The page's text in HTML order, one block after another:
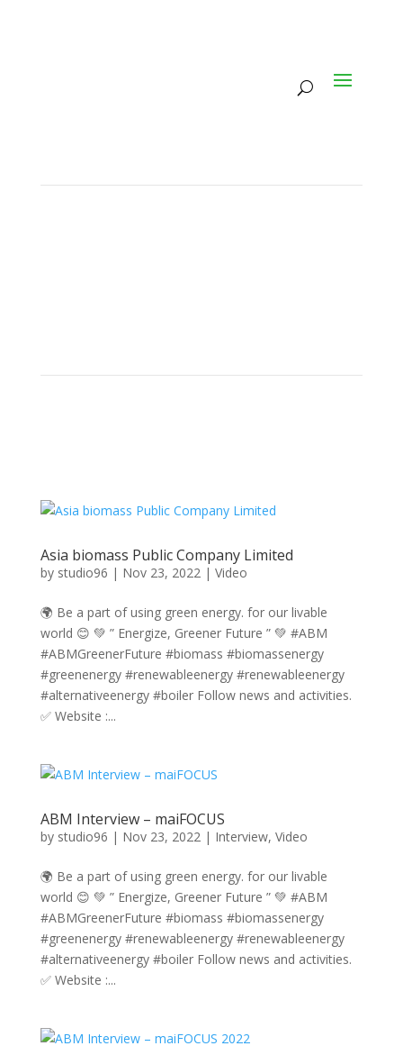
Asia biomass Public Company Limited
by studio96 | Nov 23, 2022| Video
🌍 Be a part of using green energy. for our livable
world 😊 💚 ” Energize, Greener Future ” 💚 #ABM
#ABMGreenerFuture #biomass #biomassenergy
#greenenergy #renewableenergy #renewableenergy
#alternativeenergy #boiler Follow news and activities.
✅ Website :...
ABM Interview – maiFOCUS
by studio96 | Nov 23, 2022| Interview, Video
🌍 Be a part of using green energy. for our livable
world 😊 💚 ” Energize, Greener Future ” 💚 #ABM
#ABMGreenerFuture #biomass #biomassenergy
#greenenergy #renewableenergy #renewableenergy
#alternativeenergy #boiler Follow news and activities.
✅ Website :...